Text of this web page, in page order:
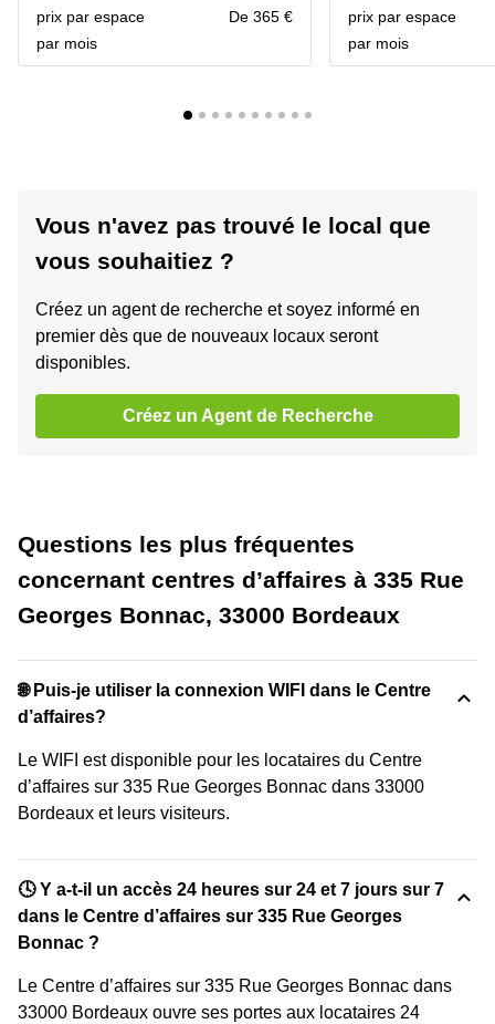
prix par espace
par mois
De 365 €
prix par espace
par mois
Vous n'avez pas trouvé le local que
vous souhaitiez ?
Créez un agent de recherche et soyez informé en
premier dès que de nouveaux locaux seront
disponibles.
Créez un Agent de Recherche
Questions les plus fréquentes
concernant centres d’affaires à 335 Rue
Georges Bonnac, 33000 Bordeaux
🌐 Puis-je utiliser la connexion WIFI dans le Centre
d’affaires?
Le WIFI est disponible pour les locataires du Centre
d’affaires sur 335 Rue Georges Bonnac dans 33000
Bordeaux et leurs visiteurs.
🕓 Y a-t-il un accès 24 heures sur 24 et 7 jours sur 7
dans le Centre d’affaires sur 335 Rue Georges
Bonnac ?
Le Centre d’affaires sur 335 Rue Georges Bonnac dans
33000 Bordeaux ouvre ses portes aux locataires 24